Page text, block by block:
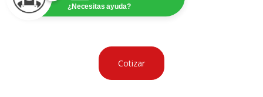
¿Necesitas ayuda?
Cotizar